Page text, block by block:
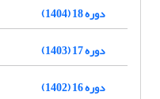
دوره 18 (1404)
دوره 17 (1403)
دوره 16 (1402)